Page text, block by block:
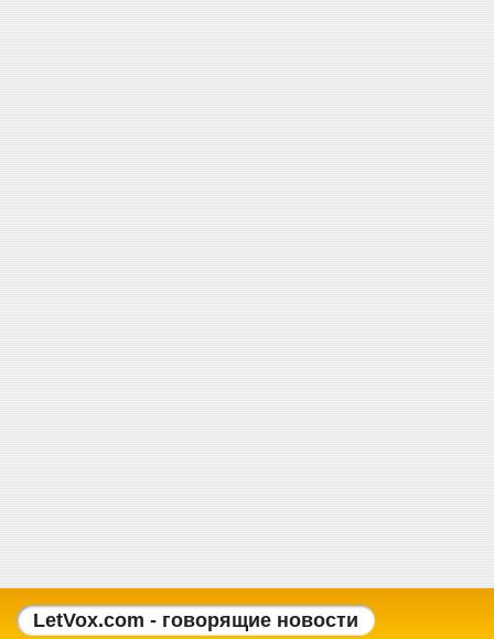
LetVox.com - говорящие новости